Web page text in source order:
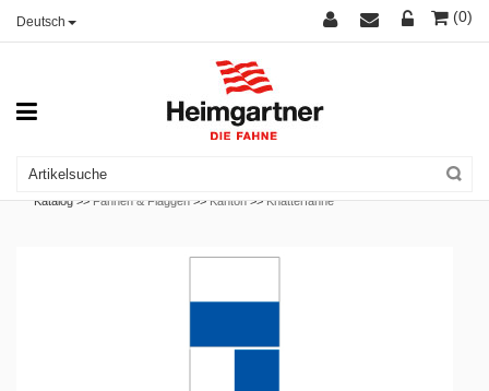
Deutsch (0)
Katalog >>Fahnen & Flaggen >>Kanton >>Knatterfahne